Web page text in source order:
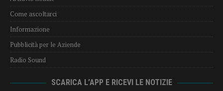
Come ascoltarci
Informazione
Pubblicità per le Aziende
Radio Sound
SCARICA L’APP E RICEVI LE NOTIZIE